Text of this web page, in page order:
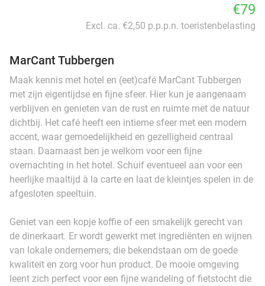
€79
Excl. ca. €2,50 p.p.p.n. toeristenbelasting
MarCant Tubbergen
Maak kennis met hotel en (eet)café MarCant Tubbergen
met zijn eigentijdse en fijne sfeer. Hier kun je aangenaam
verblijven en genieten van de rust en ruimte met de natuur
dichtbij. Het café heeft een intieme sfeer met een modern
accent, waar gemoedelijkheid en gezelligheid centraal
staan. Daarnaast ben je welkom voor een fijne
overnachting in het hotel. Schuif eventueel aan voor een
heerlijke maaltijd à la carte en laat de kleintjes spelen in de
afgesloten speeltuin.
Geniet van een kopje koffie of een smakelijk gerecht van
de dinerkaart. Er wordt gewerkt met ingrediënten en wijnen
van lokale ondernemers, die bekendstaan om de goede
kwaliteit en zorg voor hun product. De mooie omgeving
leent zich perfect voor een fijne wandeling of fietstocht die